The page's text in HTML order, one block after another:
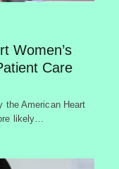
Women’s
Care
the American Heart
likely…